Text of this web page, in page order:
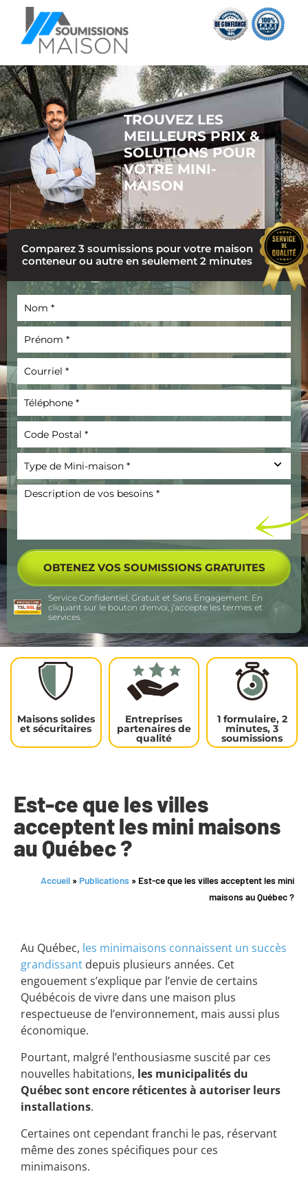
TROUVEZ LES
MEILLEURS PRIX &
SOLUTIONS POUR
VOTRE MINI-
MAISON
Comparez 3 soumissions pour votre maison
conteneur ou autre en seulement 2 minutes
Service Confidentiel, Gratuit et Sans Engagement. En
cliquant sur le bouton d'envoi, j’accepte les termes et
services.
Maisons solides
et sécuritaires
Entreprises
partenaires de
qualité
1 formulaire, 2
minutes, 3
soumissions
Est-ce que les villes
acceptent les mini maisons
au Québec ?
Accueil » Publications » Est-ce que les villes acceptent les mini
maisons au Québec ?
Au Québec, les minimaisons connaissent un succès
grandissant depuis plusieurs années. Cet
engouement s’explique par l’envie de certains
Québécois de vivre dans une maison plus
respectueuse de l’environnement, mais aussi plus
économique.
Pourtant, malgré l’enthousiasme suscité par ces
nouvelles habitations, les municipalités du
Québec sont encore réticentes à autoriser leurs
installations.
Certaines ont cependant franchi le pas, réservant
même des zones spécifiques pour ces
minimaisons.